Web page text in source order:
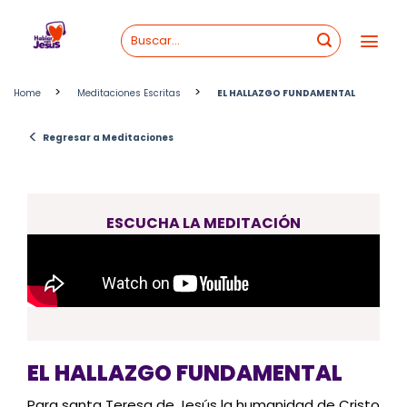
content
Home > Meditaciones Escritas > EL HALLAZGO FUNDAMENTAL
< Regresar a Meditaciones
ESCUCHA LA MEDITACIÓN
EL HALLAZGO FUNDAMENTAL